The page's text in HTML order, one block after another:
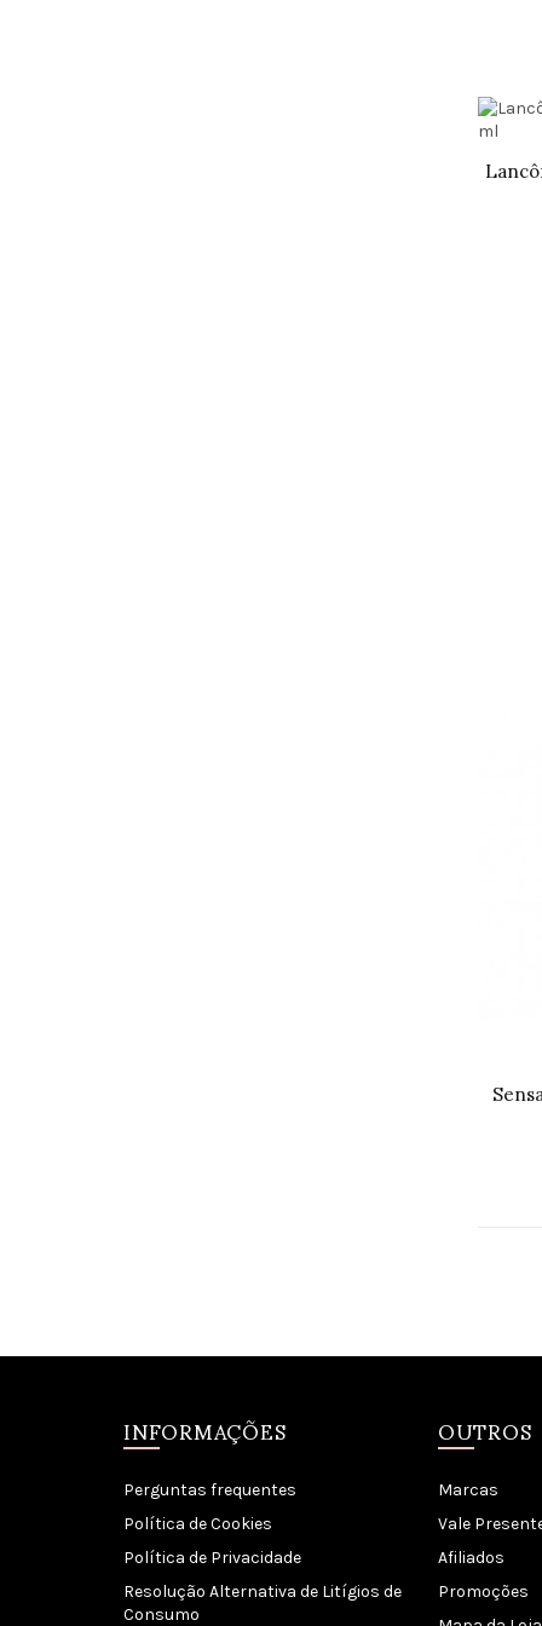
INFORMAÇÕES
Perguntas frequentes
Política de Cookies
Política de Privacidade
Resolução Alternativa de Litígios de
Consumo
OUTROS
Marcas
Vale
Afiliados
Promoções